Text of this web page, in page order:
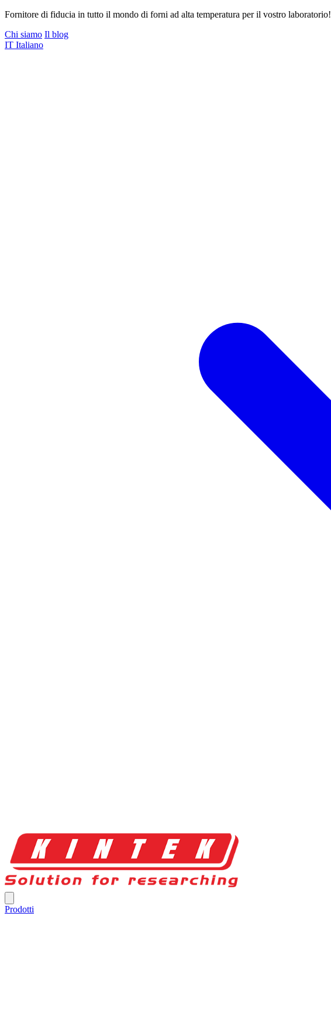
Fornitore di fiducia in tutto il mondo di forni ad alta temperatura per il vostro laboratorio!
Chi siamo Il blog
IT Italiano
Prodotti